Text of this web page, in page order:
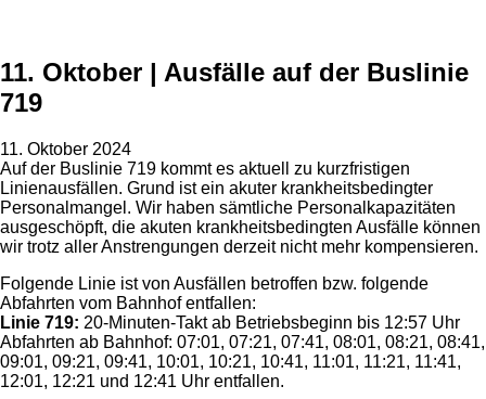
11. Oktober | Ausfälle auf der Buslinie
719
11. Oktober 2024
Auf der Buslinie 719 kommt es aktuell zu kurzfristigen
Linienausfällen. Grund ist ein akuter krankheitsbedingter
Personalmangel. Wir haben sämtliche Personalkapazitäten
ausgeschöpft, die akuten krankheitsbedingten Ausfälle können
wir trotz aller Anstrengungen derzeit nicht mehr kompensieren.
Folgende Linie ist von Ausfällen betroffen bzw. folgende
Abfahrten vom Bahnhof entfallen:
Linie 719: 20-Minuten-Takt ab Betriebsbeginn bis 12:57 Uhr
Abfahrten ab Bahnhof: 07:01, 07:21, 07:41, 08:01, 08:21, 08:41,
09:01, 09:21, 09:41, 10:01, 10:21, 10:41, 11:01, 11:21, 11:41,
12:01, 12:21 und 12:41 Uhr entfallen.